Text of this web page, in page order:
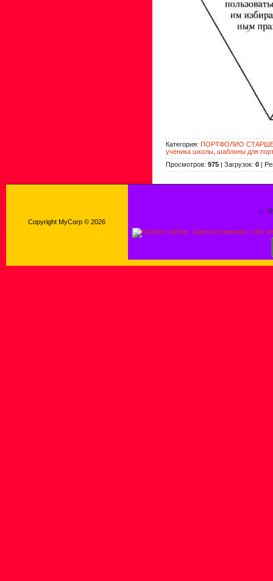
Категория: ПОРТФОЛИО
ученика школы шаблоны для
Просмотров: 975 | Загрузок: 0 |
Copyright MyCorp © 2026
!--